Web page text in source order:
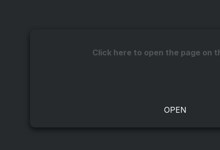
Click here to open the page on